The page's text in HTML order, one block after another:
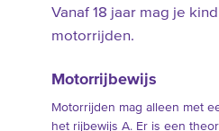
Vanaf 18 jaar mag je kind
motorrijden.
Motorrijbewijs
Motorrijden mag alleen met
het rijbewijs A. Er is een